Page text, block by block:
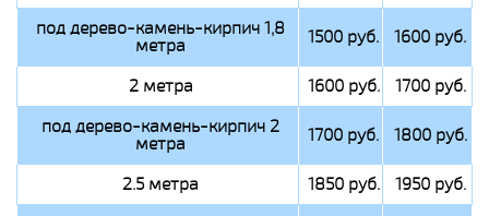
под дерево-камень-кирпич 1,8
метра 1500 руб. 1600 руб.
2 метра 1600 руб.
1700 руб.
под дерево-камень-кирпич 2
метра 1700 руб. 1800 руб.
2.5 метра 1850 руб.
1950 руб.